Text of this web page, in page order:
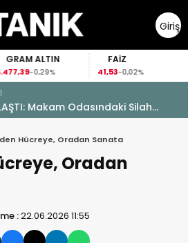
Giriş
Yap
GRAM ALTIN
-0,29%
FAİZ
41,53-0,02%
Makam Odasındaki Silah
Hücreye, Oradan Sanata
Oradan
:22.06.2026 11:55